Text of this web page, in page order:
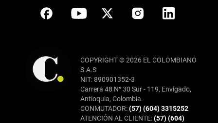
COPYRIGHT © 2026 EL COLOMBIANO
S.A.S
NIT: 890901352-3
Carrera 48 N° 30 Sur - 119, Envigado,
Antioquia, Colombia.
CONMUTADOR:(57) (604) 3315252
ATENCIÓN AL CLIENTE:(57) (604)